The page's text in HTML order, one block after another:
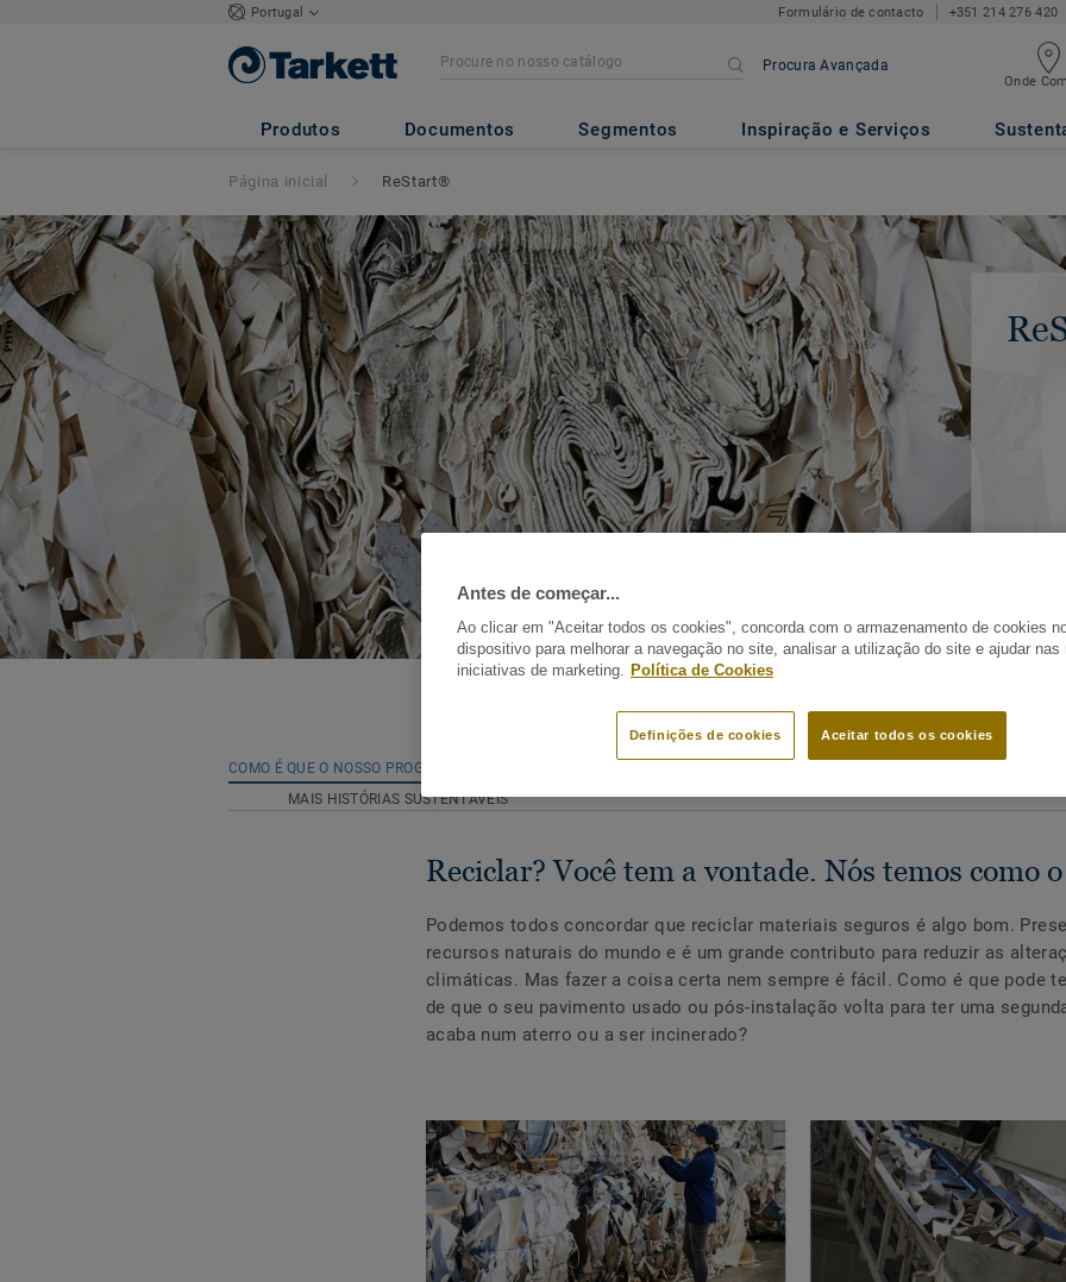
Portugal Formulário de contacto +351 214 276 420
Procura Avançada
Onde
Produtos Documentos Segmentos Inspiração e Serviços
Página inicial ReStart®
COMO É QUE O NOSSO PROGRAMA FUNCIONA?
MAIS HISTÓRIAS SUSTENTÁVEIS
Reciclar? Você tem a vontade. Nós temos como
Podemos todos concordar que reciclar materiais seguros é algo bom.
recursos naturais do mundo e é um grande contributo para reduzir as
climáticas. Mas fazer a coisa certa nem sempre é fácil. Como é que pode
de que o seu pavimento usado ou pós-instalação volta para ter uma
acaba num aterro ou a ser incinerado?
Antes de começar...
Ao clicar em "Aceitar todos os cookies", concorda com o armazenamento de cookies
dispositivo para melhorar a navegação no site, analisar a utilização do site e ajudar nas
iniciativas de marketing. Política de Cookies
Aceitar todos os cookies
Definições de cookies